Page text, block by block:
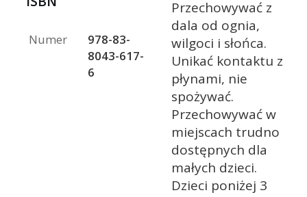
Numer
978-83-
8043-617-
6
Przechowywać z
dala od ognia,
wilgoci i słońca.
Unikać kontaktu z
płynami, nie
spożywać.
Przechowywać w
miejscach trudno
dostępnych dla
małych dzieci.
Dzieci poniżej 3